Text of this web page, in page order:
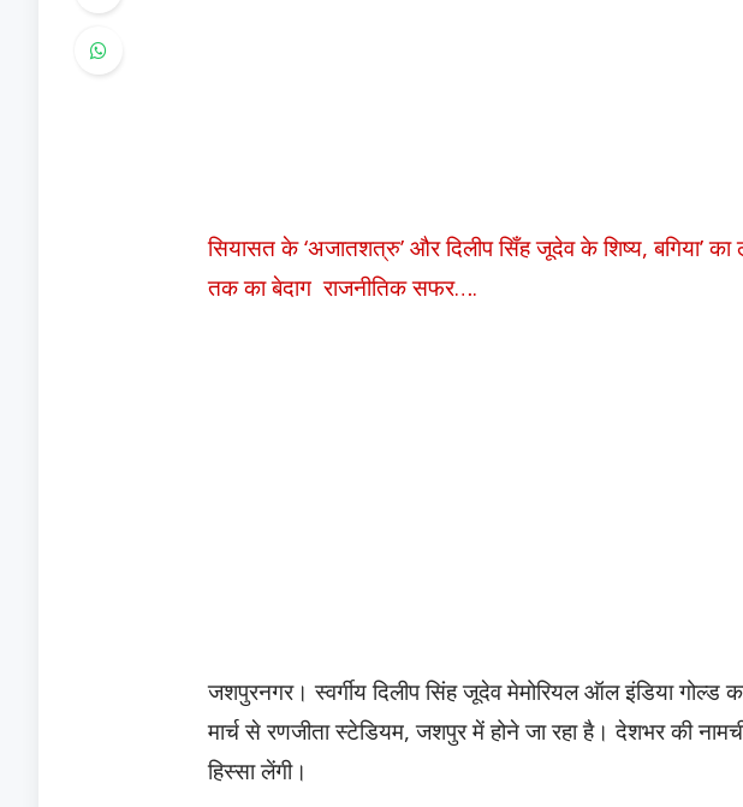
सियासत के ‘अजातशत्रु’ और दिलीप सिँह जूदेव के शिष्य, बगिया’
तक का बेदाग राजनीतिक सफर….
जशपुरनगर। स्वर्गीय दिलीप सिंह जूदेव मेमोरियल ऑल इंडिया
मार्च से रणजीता स्टेडियम, जशपुर में होने जा रहा है। देशभर की
हिस्सा लेंगी।